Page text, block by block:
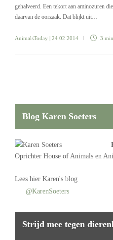
gehalveerd. Een tekort aan aminozuren
daarvan de oorzaak. Dat blijkt uit…
AnimalsToday | 24 02 2014 3 min
Blog Karen Soeters
Oprichter House of Animals en
Lees hier Karen's blog
@KarenSoeters
Strijd mee tegen